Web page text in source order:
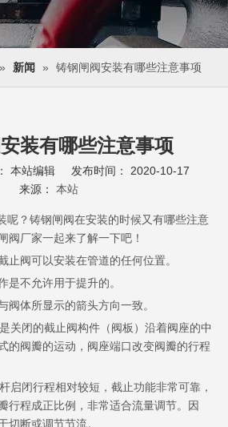
» 新闻 » 铸钢闸阀安装有哪些注意事项
装有哪些注意事项
本站编辑 发布时间： 2020-10-17
来源： 本站
呢？铸钢闸阀在安装的时候又有哪些注意
阀厂家一起来了解一下吧！
阀可以安装在管道的任何位置。
不允许用于提升的。
体所显示的箭头方向一致。
关闭的截止阀构件（阀板）沿着阀座的中
的阀瓣的运动，阀座端口改变阀瓣的行程
闭行程相对较短，截止功能非常可靠，
行程成正比例，非常适合流量调节。因
切断或调节节流。